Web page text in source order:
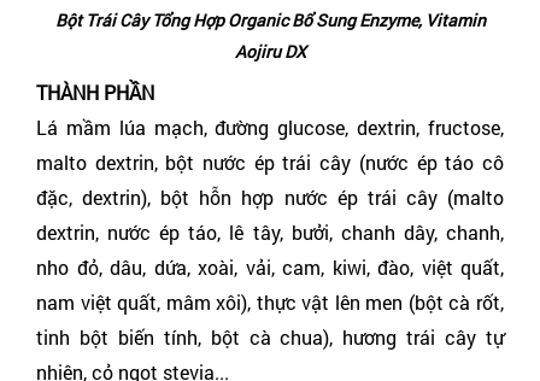
Bột Trái Cây Tổng Hợp Organic Bổ Sung Enzyme, Vitamin
Aojiru DX
THÀNH PHẦN
Lá mầm lúa mạch, đường glucose, dextrin, fructose,
malto dextrin, bột nước ép trái cây (nước ép táo cô
đặc, dextrin), bột hỗn hợp nước ép trái cây (malto
dextrin, nước ép táo, lê tây, bưởi, chanh dây, chanh,
nho đỏ, dâu, dứa, xoài, vải, cam, kiwi, đào, việt quất,
nam việt quất, mâm xôi), thực vật lên men (bột cà rốt,
tinh bột biến tính, bột cà chua), hương trái cây tự
nhiên, cỏ ngọt stevia...